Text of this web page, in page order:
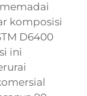
komposisi
D6400
ini